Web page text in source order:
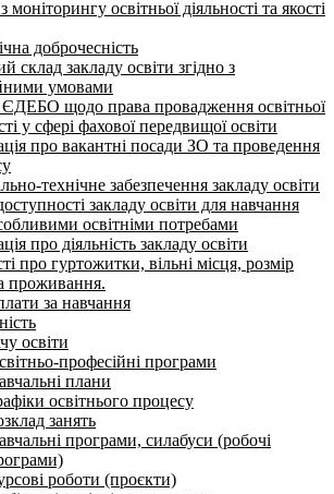
моніторингу освітньої діяльності та якості
доброчесність
склад закладу освіти згідно з
умовами
ЄДЕБО щодо права провадження освітньої
у сфері фахової передвищої освіти
про вакантні посади ЗО та проведення
технічне забезпечення закладу освіти
закладу освіти для навчання
освітніми потребами
про діяльність закладу освіти
про гуртожитки, вільні місця, розмір
проживання.
за навчання
освіти
професійні програми
плани
освітнього процесу
занять
програми, силабуси (робочі
роботи (проєкти)